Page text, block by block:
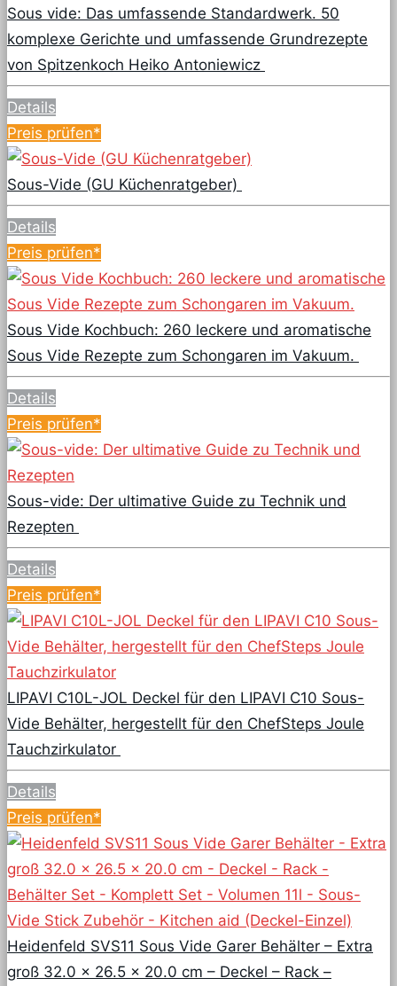
Sous vide: Das umfassende Standardwerk. 50
komplexe Gerichte und umfassende Grundrezepte
von Spitzenkoch Heiko Antoniewicz
Details
Preis prüfen*
Sous-Vide (GU Küchenratgeber)
Details
Preis prüfen*
Sous Vide Kochbuch: 260 leckere und aromatische
Sous Vide Rezepte zum Schongaren im Vakuum.
Details
Preis prüfen*
Sous-vide: Der ultimative Guide zu Technik und
Rezepten
Details
Preis prüfen*
LIPAVI C10L-JOL Deckel für den LIPAVI C10 Sous-
Vide Behälter, hergestellt für den ChefSteps Joule
Tauchzirkulator
Details
Preis prüfen*
Heidenfeld SVS11 Sous Vide Garer Behälter – Extra
groß 32.0 x 26.5 x 20.0 cm – Deckel – Rack –